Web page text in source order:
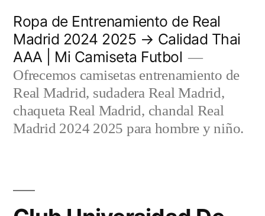
contenido
Ropa de Entrenamiento de Real
Madrid 2024 2025 → Calidad Thai
AAA | Mi Camiseta Futbol
Ofrecemos camisetas entrenamiento de
Real Madrid, sudadera Real Madrid,
chaqueta Real Madrid, chandal Real
Madrid 2024 2025 para hombre y niño.